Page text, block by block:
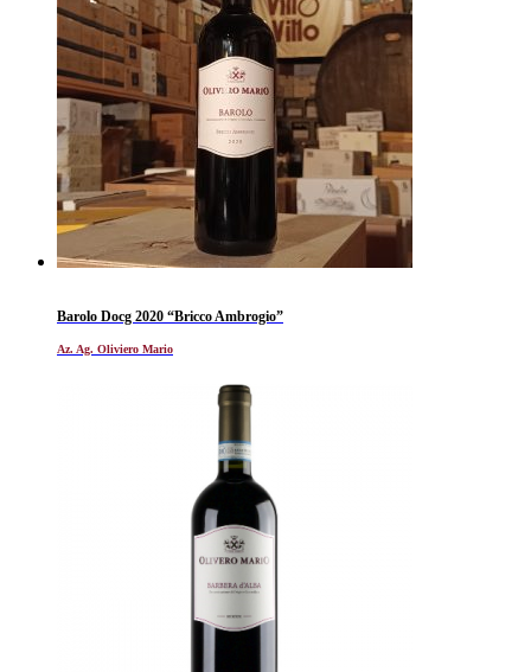
Barolo Docg 2020 “Bricco Ambrogio”
Az. Ag. Oliviero Mario